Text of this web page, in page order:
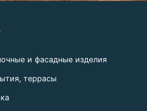
и фасадные изделия
террасы